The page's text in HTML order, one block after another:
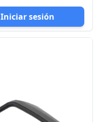
Iniciar sesión